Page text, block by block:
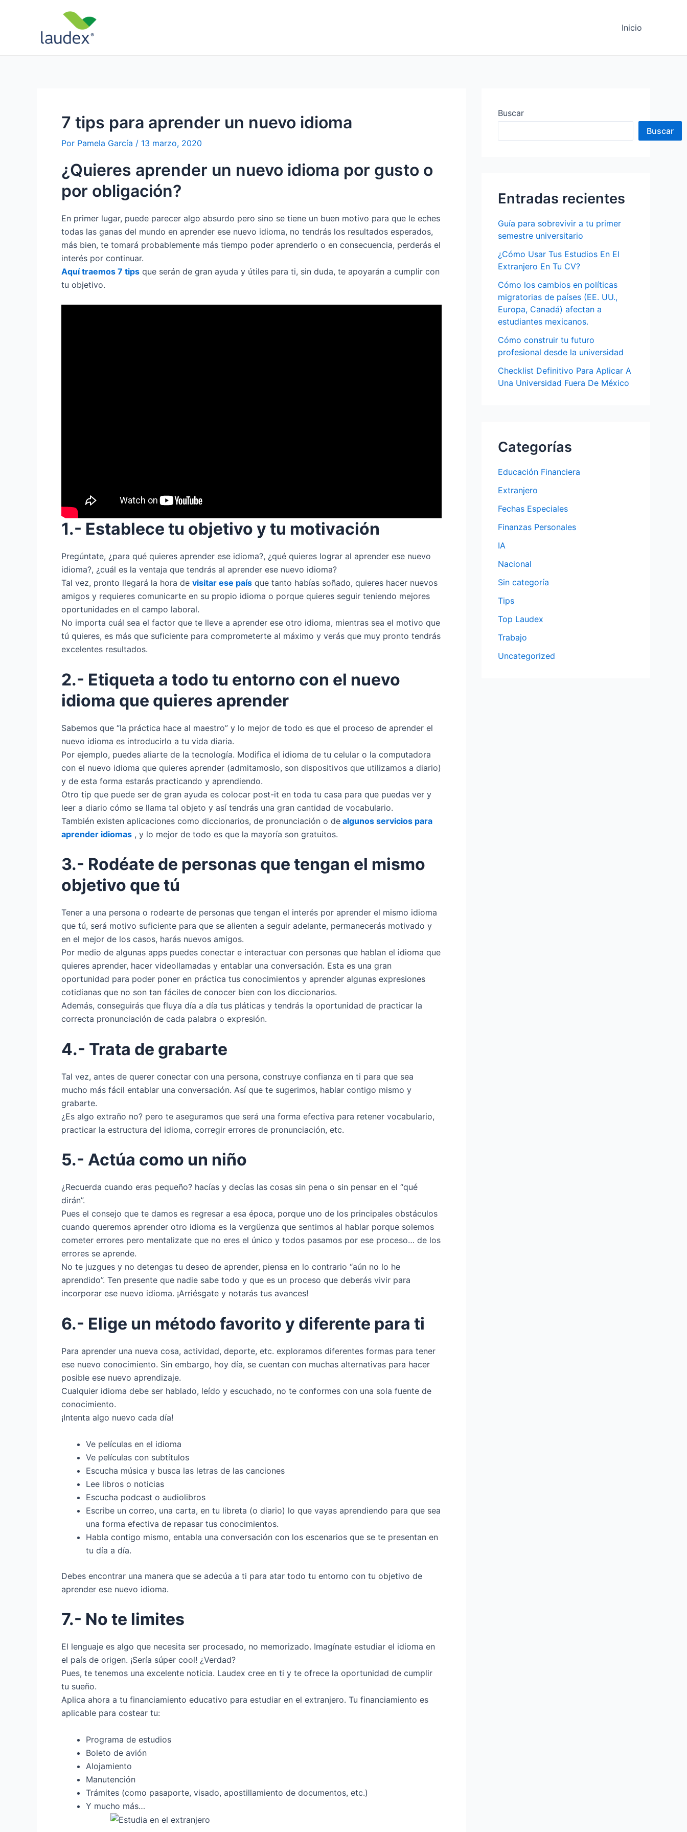
Inicio
7 tips para aprender un nuevo idioma
Por Pamela García / 13 marzo, 2020
¿Quieres aprender un nuevo idioma por gusto o
por obligación?
En primer lugar, puede parecer algo absurdo pero sino se tiene un buen motivo para que le eches
todas las ganas del mundo en aprender ese nuevo idioma, no tendrás los resultados esperados,
más bien, te tomará probablemente más tiempo poder aprenderlo o en consecuencia, perderás el
interés por continuar.
Aquí traemos 7 tips que serán de gran ayuda y útiles para ti, sin duda, te apoyarán a cumplir con
tu objetivo.
1.- Establece tu objetivo y tu motivación
Pregúntate, ¿para qué quieres aprender ese idioma?, ¿qué quieres lograr al aprender ese nuevo
idioma?, ¿cuál es la ventaja que tendrás al aprender ese nuevo idioma?
Tal vez, pronto llegará la hora de visitar ese país que tanto habías soñado, quieres hacer nuevos
amigos y requieres comunicarte en su propio idioma o porque quieres seguir teniendo mejores
oportunidades en el campo laboral.
No importa cuál sea el factor que te lleve a aprender ese otro idioma, mientras sea el motivo que
tú quieres, es más que suficiente para comprometerte al máximo y verás que muy pronto tendrás
excelentes resultados.
2.- Etiqueta a todo tu entorno con el nuevo
idioma que quieres aprender
Sabemos que “la práctica hace al maestro” y lo mejor de todo es que el proceso de aprender el
nuevo idioma es introducirlo a tu vida diaria.
Por ejemplo, puedes aliarte de la tecnología. Modifica el idioma de tu celular o la computadora
con el nuevo idioma que quieres aprender (admitamoslo, son dispositivos que utilizamos a diario)
y de esta forma estarás practicando y aprendiendo.
Otro tip que puede ser de gran ayuda es colocar post-it en toda tu casa para que puedas ver y
leer a diario cómo se llama tal objeto y así tendrás una gran cantidad de vocabulario.
También existen aplicaciones como diccionarios, de pronunciación o de algunos servicios para
aprender idiomas , y lo mejor de todo es que la mayoría son gratuitos.
3.- Rodéate de personas que tengan el mismo
objetivo que tú
Tener a una persona o rodearte de personas que tengan el interés por aprender el mismo idioma
que tú, será motivo suficiente para que se alienten a seguir adelante, permanecerás motivado y
en el mejor de los casos, harás nuevos amigos.
Por medio de algunas apps puedes conectar e interactuar con personas que hablan el idioma que
quieres aprender, hacer videollamadas y entablar una conversación. Esta es una gran
oportunidad para poder poner en práctica tus conocimientos y aprender algunas expresiones
cotidianas que no son tan fáciles de conocer bien con los diccionarios.
Además, conseguirás que fluya día a día tus pláticas y tendrás la oportunidad de practicar la
correcta pronunciación de cada palabra o expresión.
4.- Trata de grabarte
Tal vez, antes de querer conectar con una persona, construye confianza en ti para que sea
mucho más fácil entablar una conversación. Así que te sugerimos, hablar contigo mismo y
grabarte.
¿Es algo extraño no? pero te aseguramos que será una forma efectiva para retener vocabulario,
practicar la estructura del idioma, corregir errores de pronunciación, etc.
5.- Actúa como un niño
¿Recuerda cuando eras pequeño? hacías y decías las cosas sin pena o sin pensar en el “qué
dirán”.
Pues el consejo que te damos es regresar a esa época, porque uno de los principales obstáculos
cuando queremos aprender otro idioma es la vergüenza que sentimos al hablar porque solemos
cometer errores pero mentalizate que no eres el único y todos pasamos por ese proceso… de los
errores se aprende.
No te juzgues y no detengas tu deseo de aprender, piensa en lo contrario “aún no lo he
aprendido”. Ten presente que nadie sabe todo y que es un proceso que deberás vivir para
incorporar ese nuevo idioma. ¡Arriésgate y notarás tus avances!
6.- Elige un método favorito y diferente para ti
Para aprender una nueva cosa, actividad, deporte, etc. exploramos diferentes formas para tener
ese nuevo conocimiento. Sin embargo, hoy día, se cuentan con muchas alternativas para hacer
posible ese nuevo aprendizaje.
Cualquier idioma debe ser hablado, leído y escuchado, no te conformes con una sola fuente de
conocimiento.
¡Intenta algo nuevo cada día!
Ve películas en el idioma
Ve películas con subtítulos
Escucha música y busca las letras de las canciones
Lee libros o noticias
Escucha podcast o audiolibros
Escribe un correo, una carta, en tu libreta (o diario) lo que vayas aprendiendo para que sea
una forma efectiva de repasar tus conocimientos.
Habla contigo mismo, entabla una conversación con los escenarios que se te presentan en
tu día a día.
Debes encontrar una manera que se adecúa a ti para atar todo tu entorno con tu objetivo de
aprender ese nuevo idioma.
7.- No te limites
El lenguaje es algo que necesita ser procesado, no memorizado. Imagínate estudiar el idioma en
el país de origen. ¡Sería súper cool! ¿Verdad?
Pues, te tenemos una excelente noticia. Laudex cree en ti y te ofrece la oportunidad de cumplir
tu sueño.
Aplica ahora a tu financiamiento educativo para estudiar en el extranjero. Tu financiamiento es
aplicable para costear tu:
Programa de estudios
Boleto de avión
Alojamiento
Manutención
Trámites (como pasaporte, visado, apostillamiento de documentos, etc.)
Y mucho más…
entradas
Buscar
Buscar
Entradas recientes
Guía para sobrevivir a tu primer
semestre universitario
¿Cómo Usar Tus Estudios En El
Extranjero En Tu CV?
Cómo los cambios en políticas
migratorias de países (EE. UU.,
Europa, Canadá) afectan a
estudiantes mexicanos.
Cómo construir tu futuro
profesional desde la universidad
Checklist Definitivo Para Aplicar A
Una Universidad Fuera De México
Categorías
Educación Financiera
Extranjero
Fechas Especiales
Finanzas Personales
IA
Nacional
Sin categoría
Tips
Top Laudex
Trabajo
Uncategorized